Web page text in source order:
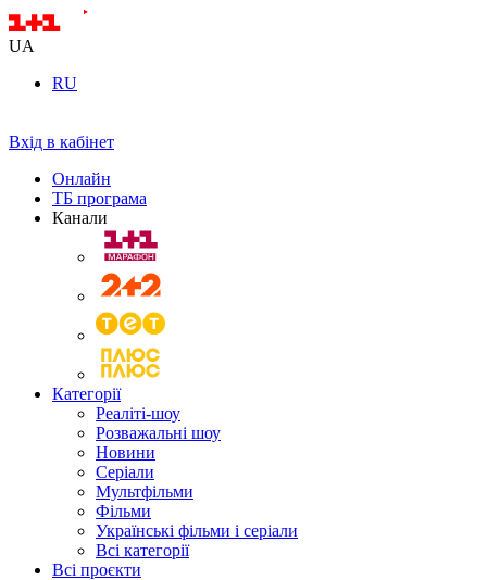
UA
RU
Вхід в кабінет
Онлайн
ТБ програма
Канали
Категорії
Реаліті-шоу
Розважальні шоу
Новини
Серіали
Мультфільми
Фільми
Українські фільми і серіали
Всі категорії
Всі проєкти